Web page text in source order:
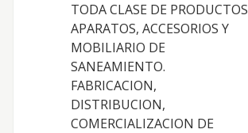
TODA CLASE DE PRODUCTOS
APARATOS, ACCESORIOS Y
MOBILIARIO DE
SANEAMIENTO.
FABRICACION,
DISTRIBUCION,
COMERCIALIZACION DE